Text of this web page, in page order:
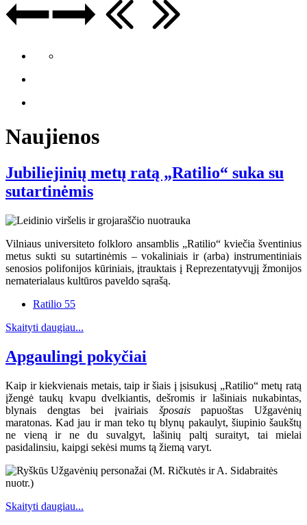
Naujienos
Jubiliejinių metų ratą „Ratilio“ suka su
sutartinėmis
Vilniaus universiteto folkloro ansamblis „Ratilio“ kviečia šventinius
metus sukti su sutartinėmis – vokaliniais ir (arba) instrumentiniais
senosios polifonijos kūriniais, įtrauktais į Reprezentatyvųjį žmonijos
nematerialaus kultūros paveldo sąrašą.
Ratilio 55
Skaityti daugiau...
Apgaulingi pokyčiai
Kaip ir kiekvienais metais, taip ir šiais į įsisukusį „Ratilio“ metų ratą
įžengė taukų kvapu dvelkiantis, dešromis ir lašiniais nukabintas,
blynais dengtas bei įvairiais šposaispapuoštas Užgavėnių
maratonas. Kad jau ir man teko tų blynų pakaulyt, šiupinio šaukštų
ne vieną ir ne du suvalgyt, lašinių paltį suraityt, tai mielai
pasidalinsiu, kaipgi sekėsi mums tą žiemą varyt.
Skaityti daugiau...